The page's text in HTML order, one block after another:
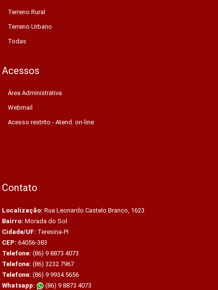
Terreno Rural
Terreno Urbano
Todas
Acessos
Área Administrativa
Webmail
Acesso restrito - Atend. on-line
Contato
Localização: Rua Leonardo Castelo Branco, 1623
Bairro: Morada do Sol
Cidade/UF: Teresina-PI
CEP: 64056-383
Telefone: (86) 9 8873 4073
Telefone: (86) 3232 7967
Telefone: (86) 9 9934 5656
Whatsapp:
(86) 9 8873 4073